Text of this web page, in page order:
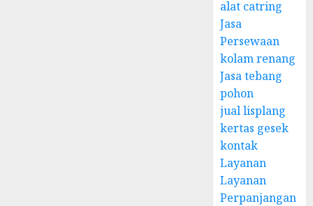
alat catring
Jasa
Persewaan
kolam renang
Jasa tebang
pohon
jual lisplang
kertas gesek
kontak
Layanan
Layanan
Perpanjangan